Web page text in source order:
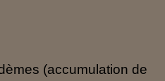
(accumulation de